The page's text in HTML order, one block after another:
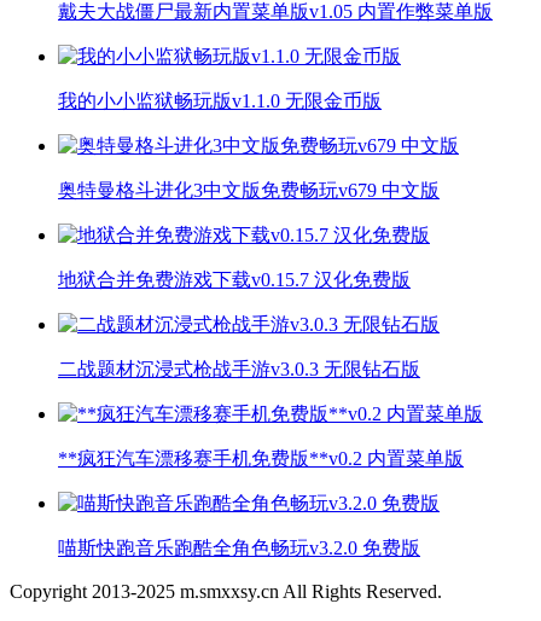
戴夫大战僵尸最新内置菜单版v1.05 内置作弊菜单版
我的小小监狱畅玩版v1.1.0 无限金币版
奥特曼格斗进化3中文版免费畅玩v679 中文版
地狱合并免费游戏下载v0.15.7 汉化免费版
二战题材沉浸式枪战手游v3.0.3 无限钻石版
**疯狂汽车漂移赛手机免费版**v0.2 内置菜单版
喵斯快跑音乐跑酷全角色畅玩v3.2.0 免费版
Copyright 2013-2025 m.smxxsy.cn All Rights Reserved.